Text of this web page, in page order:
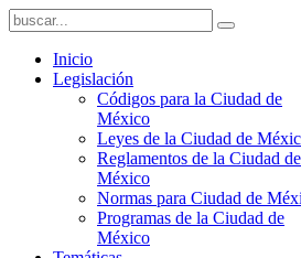
Inicio
Legislación
Códigos para la Ciudad de
México
Leyes de la Ciudad de
Reglamentos de la Ciudad de
México
Normas para Ciudad de
Programas de la Ciudad de
México